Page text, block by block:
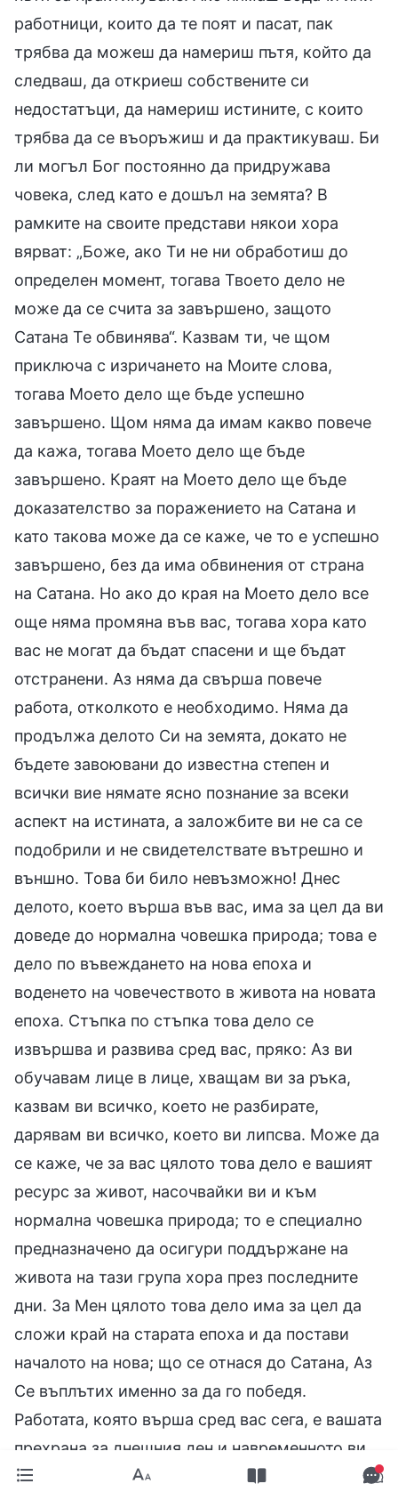
работници, които да те поят и пасат, пак
трябва да можеш да намериш пътя, който да
следваш, да откриеш собствените си
недостатъци, да намериш истините, с които
трябва да се въоръжиш и да практикуваш. Би
ли могъл Бог постоянно да придружава
човека, след като е дошъл на земята? В
рамките на своите представи някои хора
вярват: „Боже, ако Ти не ни обработиш до
определен момент, тогава Твоето дело не
може да се счита за завършено, защото
Сатана Те обвинява“. Казвам ти, че щом
приключа с изричането на Моите слова,
тогава Моето дело ще бъде успешно
завършено. Щом няма да имам какво повече
да кажа, тогава Моето дело ще бъде
завършено. Краят на Моето дело ще бъде
доказателство за поражението на Сатана и
като такова може да се каже, че то е успешно
завършено, без да има обвинения от страна
на Сатана. Но ако до края на Моето дело все
още няма промяна във вас, тогава хора като
вас не могат да бъдат спасени и ще бъдат
отстранени. Аз няма да свърша повече
работа, отколкото е необходимо. Няма да
продължа делото Си на земята, докато не
бъдете завоювани до известна степен и
всички вие нямате ясно познание за всеки
аспект на истината, а заложбите ви не са се
подобрили и не свидетелствате вътрешно и
външно. Това би било невъзможно! Днес
делото, което върша във вас, има за цел да ви
доведе до нормална човешка природа; това е
дело по въвеждането на нова епоха и
воденето на човечеството в живота на новата
епоха. Стъпка по стъпка това дело се
извършва и развива сред вас, пряко: Аз ви
обучавам лице в лице, хващам ви за ръка,
казвам ви всичко, което не разбирате,
дарявам ви всичко, което ви липсва. Може да
се каже, че за вас цялото това дело е вашият
ресурс за живот, насочвайки ви и към
нормална човешка природа; то е специално
предназначено да осигури поддържане на
живота на тази група хора през последните
дни. За Мен цялото това дело има за цел да
сложи край на старата епоха и да постави
началото на нова; що се отнася до Сатана, Аз
Се въплътих именно за да го победя.
Работата, която върша сред вас сега, е вашата
прехрана за днешния ден и навременното ви
спасение, но през тези няколко кратки години